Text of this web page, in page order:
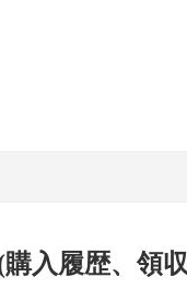
入履歴、領